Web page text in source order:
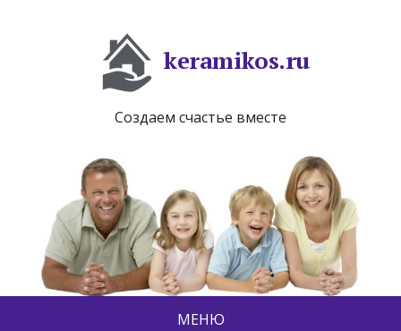
keramikos.ru
Создаем счастье вместе
МЕНЮ